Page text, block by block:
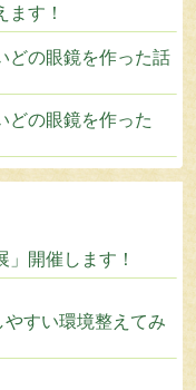
す！
どの眼鏡を作った話
どの眼鏡を作った
」開催します！
すい環境整えてみ